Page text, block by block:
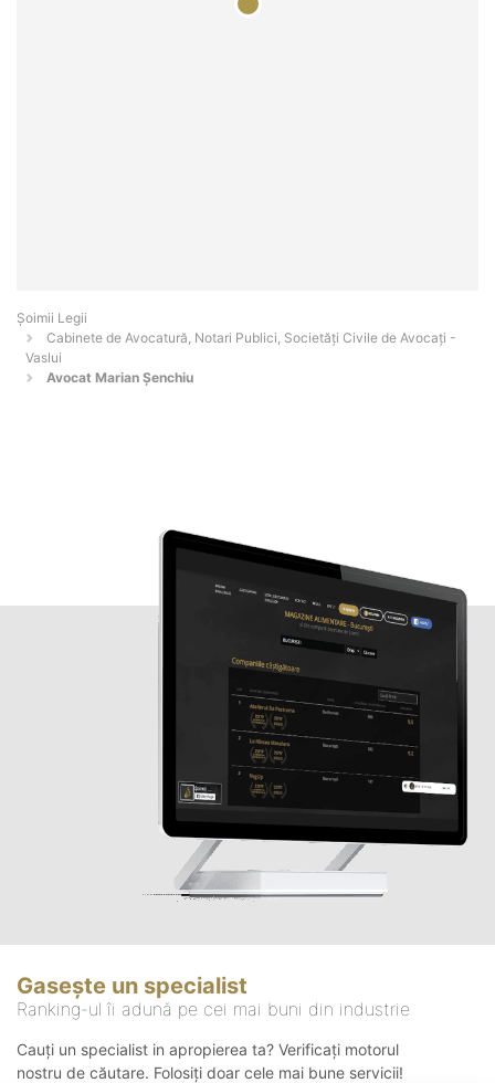
Șoimii Legii
Cabinete de Avocatură, Notari Publici, Societăți Civile de Avocați -
Vaslui
Avocat Marian Șenchiu
Gasește un specialist
Ranking-ul îi adună pe cei mai buni din industrie
Cauți un specialist in apropierea ta? Verificați motorul
nostru de căutare. Folosiți doar cele mai bune servicii!